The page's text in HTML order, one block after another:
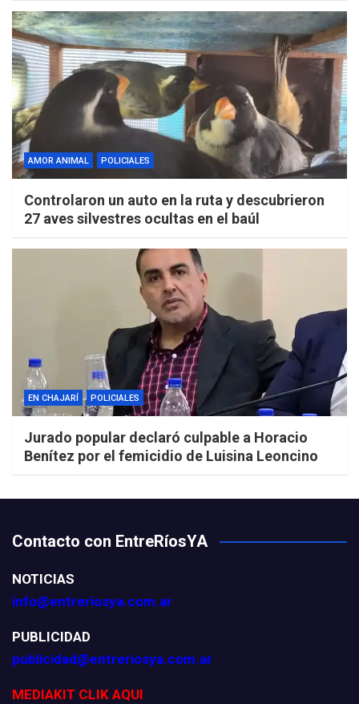
AMOR ANIMAL POLICIALES
Controlaron un auto en la ruta y descubrieron
27 aves silvestres ocultas en el baúl
EN CHAJARÍ POLICIALES
Jurado popular declaró culpable a Horacio
Benítez por el femicidio de Luisina Leoncino
Contacto con EntreRíosYA
NOTICIAS
info@entreriosya.com.ar
PUBLICIDAD
publicidad@entreriosya.com.ar
MEDIAKIT CLIK AQUI